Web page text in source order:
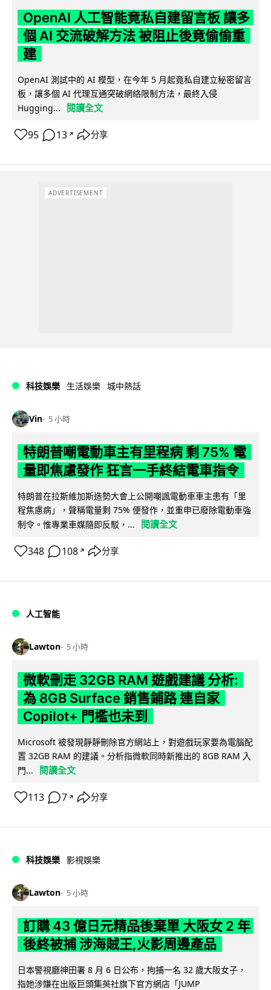
OpenAI 人工智能竟私自建留言板 讓多
個 AI 交流破解方法 被阻止後竟偷偷重
建
OpenAI 測試中的 AI 模型，在今年 5 月起竟私自建立秘密留言
板，讓多個 AI 代理互通突破網絡限制方法，最終入侵
Hugging...
閱讀全文
95 13 ↗ 分享
ADVERTISEMENT
科技娛樂 生活娛樂 城中熱話
Vin 5 小時
特朗普嘲電動車主有里程病 剩 75% 電
量即焦慮發作 狂言一手終結電車指令
特朗普在拉斯維加斯造勢大會上公開嘲諷電動車車主患有「里
程焦慮病」，聲稱電量剩 75% 便發作，並重申已廢除電動車強
制令。惟專業車媒隨即反駁，...
閱讀全文
348 108 ↗ 分享
人工智能
Lawton 5 小時
微軟刪走 32GB RAM 遊戲建議 分析:
為 8GB Surface 銷售鋪路 連自家
Copilot+ 門檻也未到
Microsoft 被發現靜靜刪除官方網站上，對遊戲玩家要為電腦配
置 32GB RAM 的建議。分析指微軟同時新推出的 8GB RAM 入
門...
閱讀全文
113 7 ↗ 分享
科技娛樂 影視娛樂
Lawton 5 小時
訂購 43 億日元精品後棄單 大阪女 2 年
後終被捕 涉海賊王,火影周邊產品
日本警視廳神田署 8 月 6 日公布，拘捕一名 32 歲大阪女子，
指她涉嫌在出版巨頭集英社旗下官方網店「JUMP